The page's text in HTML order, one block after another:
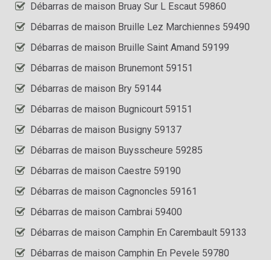
Débarras de maison Bruay Sur L Escaut 59860
Débarras de maison Bruille Lez Marchiennes 59490
Débarras de maison Bruille Saint Amand 59199
Débarras de maison Brunemont 59151
Débarras de maison Bry 59144
Débarras de maison Bugnicourt 59151
Débarras de maison Busigny 59137
Débarras de maison Buysscheure 59285
Débarras de maison Caestre 59190
Débarras de maison Cagnoncles 59161
Débarras de maison Cambrai 59400
Débarras de maison Camphin En Carembault 59133
Débarras de maison Camphin En Pevele 59780